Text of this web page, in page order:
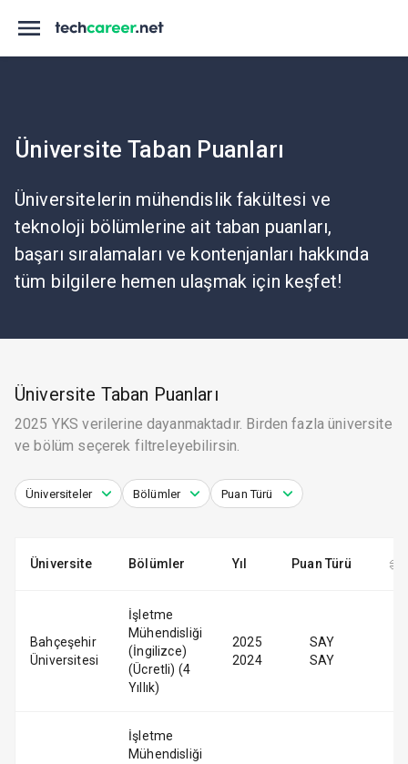
Üniversite Taban Puanları
Üniversitelerin mühendislik fakültesi ve
teknoloji bölümlerine ait taban puanları,
başarı sıralamaları ve kontenjanları hakkında
tüm bilgilere hemen ulaşmak için keşfet!
Üniversite Taban Puanları
2025 YKS verilerine dayanmaktadır. Birden fazla üniversite
ve bölüm seçerek filtreleyebilirsin.
Üniversiteler Bölümler Puan Türü
Üniversite Bölümler Yıl Puan Türü
Bahçeşehir
Üniversitesi
İşletme
Mühendisliği
(İngilizce)
(Ücretli) (4
Yıllık)
2025
2024
SAY
SAY
İşletme
Mühendisliği